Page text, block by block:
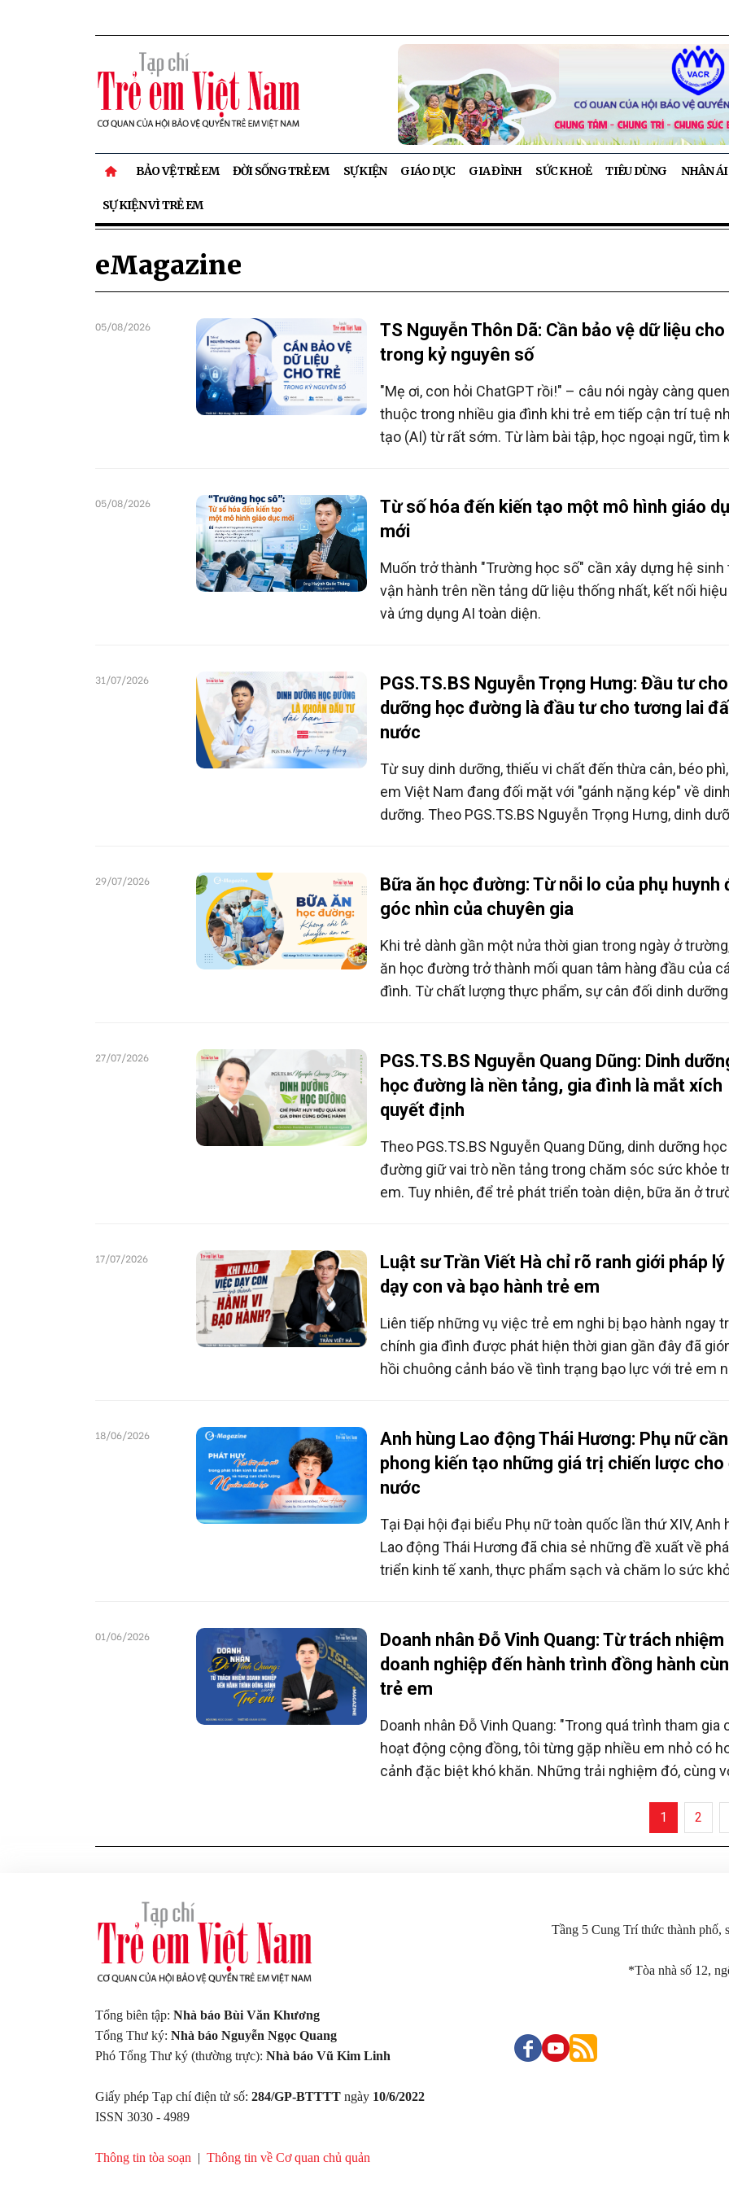
BẢO VỆ TRẺ EM ĐỜI SỐNG TRẺ EM SỰ KIỆN GIÁO DỤC GIA ĐÌNH SỨC KHOẺ TIÊU DÙNG NHÂN ÁI
SỰ KIỆN VÌ TRẺ EM
eMagazine
TS Nguyễn Thôn Dã: Cần bảo vệ dữ liệu
trong kỷ nguyên số
"Mẹ ơi, con hỏi ChatGPT rồi!" – câu nói ngày càng quen
thuộc trong nhiều gia đình khi trẻ em tiếp cận trí tuệ
tạo (AI) từ rất sớm. Từ làm bài tập, học ngoại ngữ, tìm
bao giờ hết.
05/08/2026
Từ số hóa đến kiến tạo một mô hình giáo
mới
Muốn trở thành "Trường học số" cần xây dựng hệ sinh
vận hành trên nền tảng dữ liệu thống nhất, kết nối
và ứng dụng AI toàn diện.
05/08/2026
PGS.TS.BS Nguyễn Trọng Hưng: Đầu tư
dưỡng học đường là đầu tư cho tương lai
nước
Từ suy dinh dưỡng, thiếu vi chất đến thừa cân, béo
em Việt Nam đang đối mặt với "gánh nặng kép" về dinh
dưỡng. Theo PGS.TS.BS Nguyễn Trọng Hưng, dinh
chất lượng nguồn nhân lực tương lai.
31/07/2026
Bữa ăn học đường: Từ nỗi lo của phụ huynh
góc nhìn của chuyên gia
Khi trẻ dành gần một nửa thời gian trong ngày ở
ăn học đường trở thành mối quan tâm hàng đầu của
đình. Từ chất lượng thực phẩm, sự cân đối dinh
mà còn là nền tảng để phát triển toàn diện.
29/07/2026
PGS.TS.BS Nguyễn Quang Dũng: Dinh
học đường là nền tảng, gia đình là mắt xích
quyết định
Theo PGS.TS.BS Nguyễn Quang Dũng, dinh dưỡng học
đường giữ vai trò nền tảng trong chăm sóc sức khỏe
em. Tuy nhiên, để trẻ phát triển toàn diện, bữa ăn ở
27/07/2026
Luật sư Trần Viết Hà chỉ rõ ranh giới pháp
dạy con và bạo hành trẻ em
Liên tiếp những vụ việc trẻ em nghi bị bạo hành ngay
chính gia đình được phát hiện thời gian gần đây đã
hồi chuông cảnh báo về tình trạng bạo lực với trẻ em
sóc với quan niệm "thương cho roi cho vọt", "đánh để
nên người".
17/07/2026
Anh hùng Lao động Thái Hương: Phụ nữ
phong kiến tạo những giá trị chiến lược
nước
Tại Đại hội đại biểu Phụ nữ toàn quốc lần thứ XIV, Anh
Lao động Thái Hương đã chia sẻ những đề xuất về
triển kinh tế xanh, thực phẩm sạch và chăm lo sức
18/06/2026
Doanh nhân Đỗ Vinh Quang: Từ trách nhiệm
doanh nghiệp đến hành trình đồng hành
trẻ em
Doanh nhân Đỗ Vinh Quang: "Trong quá trình tham gia
hoạt động cộng đồng, tôi từng gặp nhiều em nhỏ có
cảnh đặc biệt khó khăn. Những trải nghiệm đó, cùng
mọi đứa trẻ đều xứng đáng được sống, học tập và phát
01/06/2026
1 2
Tổng biên tập: Nhà báo Bùi Văn Khương
Tổng Thư ký: Nhà báo Nguyễn Ngọc Quang
Phó Tổng Thư ký (thường trực): Nhà báo Vũ Kim Linh
Giấy phép Tạp chí điện tử số: 284/GP-BTTTT ngày 10/6/2022
ISSN 3030 - 4989
Thông tin tòa soạn | Thông tin về Cơ quan chủ quản
Tầng 5 Cung Trí thức thành phố,
*Tòa nhà số 12,